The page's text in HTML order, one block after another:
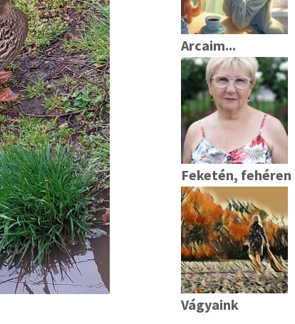
Arcaim...
Feketén, fehéren
Vágyaink